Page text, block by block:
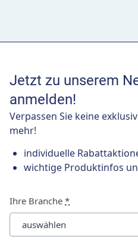
Jetzt zu unserem
anmelden!
Verpassen Sie keine
mehr!
individuelle
wichtige Produktinfos
Ihre Branche *